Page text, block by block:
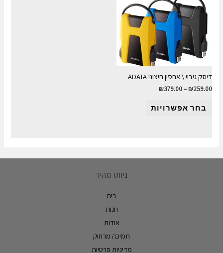
דיסק גיבוי \ אחסון חיצוני ADATA
₪259.00
–
₪379.00
בחר אפשרויות
ניווט מהיר
בית
חנות
אודות
תמיכה מרחוק
מדיניות פרטיות